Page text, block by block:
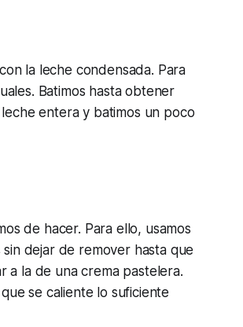
la leche condensada. Para
Batimos hasta obtener
entera y batimos un poco
de hacer. Para ello, usamos
dejar de remover hasta que
a la de una crema pastelera.
se caliente lo suficiente